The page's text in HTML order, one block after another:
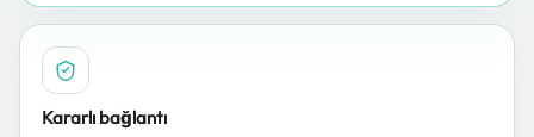
Kararlı bağlantı